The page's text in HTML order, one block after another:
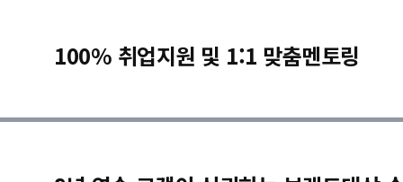
100% 취업지원 및 1:1 맞춤멘토링